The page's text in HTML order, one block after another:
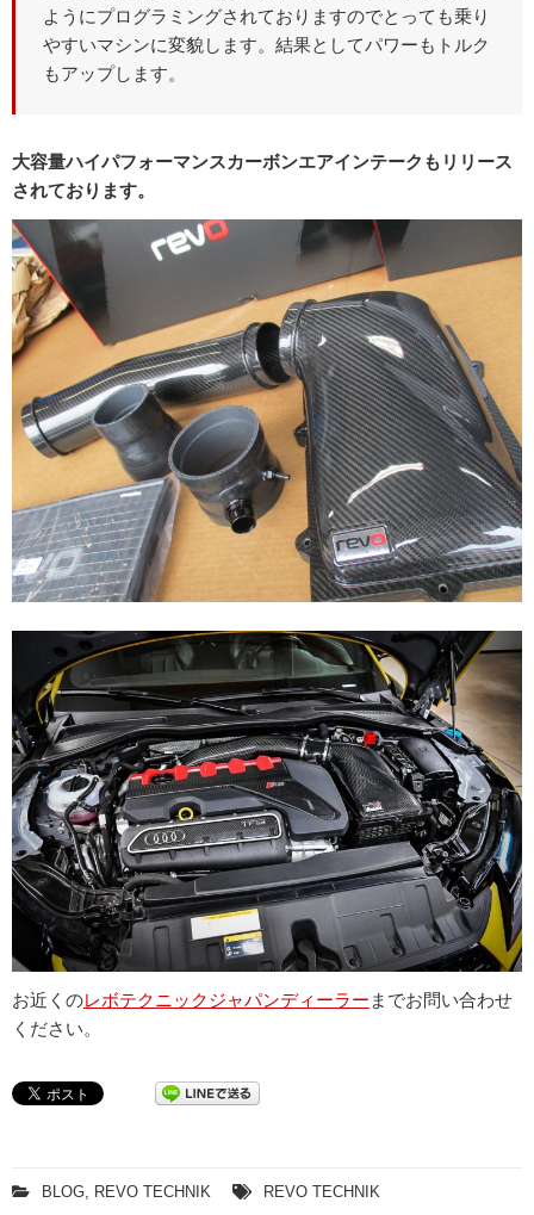
ようにプログラミングされておりますのでとっても乗り
やすいマシンに変貌します。結果としてパワーもトルク
もアップします。
大容量ハイパフォーマンスカーボンエアインテークもリリース
されております。
お近くのレボテクニックジャパンディーラー までお問い合わせ
ください。
BLOG, REVO TECHNIK REVO TECHNIK